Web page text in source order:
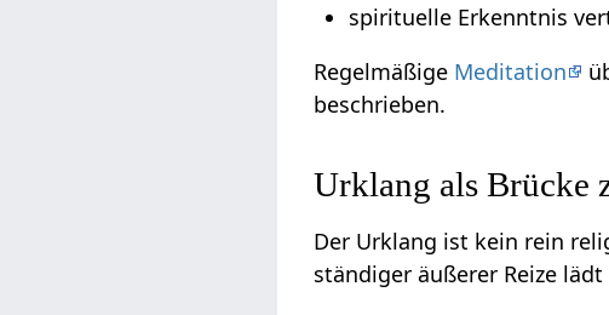
spirituelle Erkenntnis
Regelmäßige Meditation
beschrieben.
Urklang als Brücke
Der Urklang ist kein rein
ständiger äußerer Reize